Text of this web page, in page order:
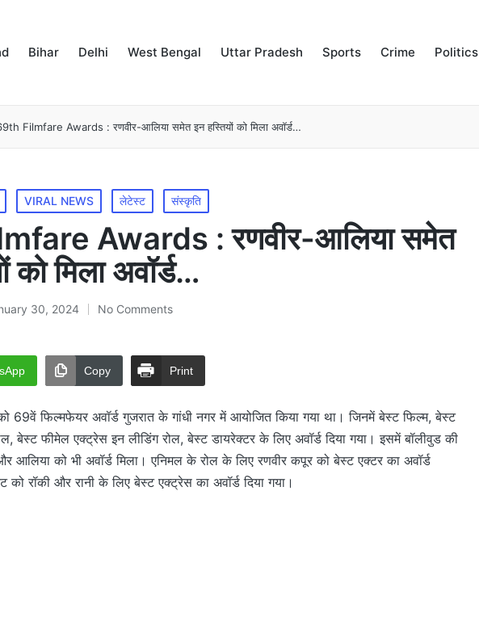
Bihar Delhi West Bengal Uttar Pradesh Sports Crime Politics
Filmfare Awards : रणवीर-आलिया समेत इन हस्तियों को मिला अवॉर्ड…
VIRAL NEWS लेटेस्ट संस्कृति
Awards : रणवीर-आलिया समेत
को मिला अवॉर्ड…
30, 2024 No Comments
Copy Print
को 69वें फिल्मफेयर अवॉर्ड गुजरात के गांधी नगर में आयोजित किया गया था। जिनमें बेस्ट फिल्म, बेस्ट
बेस्ट फीमेल एक्ट्रेस इन लीडिंग रोल, बेस्ट डायरेक्टर के लिए अवॉर्ड दिया गया। इसमें बॉलीवुड की
आलिया को भी अवॉर्ड मिला। एनिमल के रोल के लिए रणवीर कपूर को बेस्ट एक्टर का अवॉर्ड
को रॉकी और रानी के लिए बेस्ट एक्ट्रेस का अवॉर्ड दिया गया।